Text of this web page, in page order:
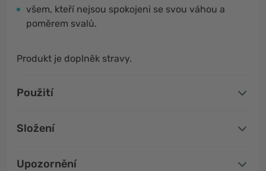
všem, kteří nejsou spokojeni se svou váhou a
poměrem svalů.
Produkt je doplněk stravy.
Použití
Složení
Upozornění